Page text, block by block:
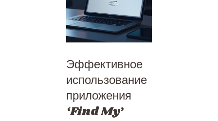
Эффективное
использование
приложения
‘Find My’